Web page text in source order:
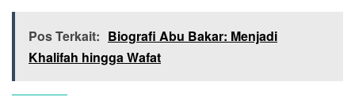
Pos Terkait: Biografi Abu Bakar: Menjadi
Khalifah hingga Wafat